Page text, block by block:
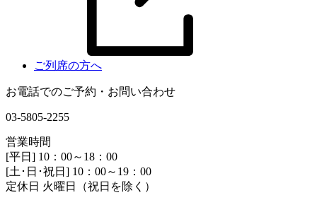
ご列席の方へ
お電話でのご予約・お問い合わせ
03-5805-2255
営業時間
[平日] 10：00～18：00
[土･日･祝日] 10：00～19：00
定休日 火曜日（祝日を除く）